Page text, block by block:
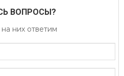
ВОПРОСЫ?
них ответим